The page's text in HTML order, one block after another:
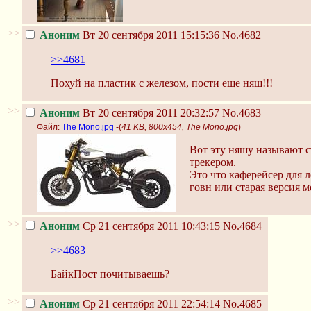
>> Аноним Вт 20 сентября 2011 15:15:36 No.4682
>>4681
Похуй на пластик с железом, пости еще няш!!!
>> Аноним Вт 20 сентября 2011 20:32:57 No.4683
Файл: The Mono.jpg -(41 KB, 800x454, The Mono.jpg)
Вот эту няшу называют
трекером.
Это что каферейсер для
говн или старая версия
>> Аноним Ср 21 сентября 2011 10:43:15 No.4684
>>4683
БайкПост почитываешь?
>> Аноним Ср 21 сентября 2011 22:54:14 No.4685